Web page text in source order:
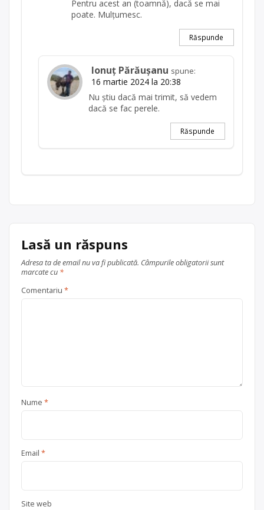
Pentru acest an (toamnă), dacă se mai
poate. Mulțumesc.
Răspunde
Ionuț Părăușanu spune:
16 martie 2024 la 20:38
Nu știu dacă mai trimit, să vedem
dacă se fac perele.
Răspunde
Lasă un răspuns
Adresa ta de email nu va fi publicată. Câmpurile obligatorii sunt
marcate cu *
Comentariu *
Nume *
Email *
Site web